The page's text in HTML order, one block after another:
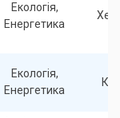
Екологія,
Енергетика
Екологія,
Енергетика